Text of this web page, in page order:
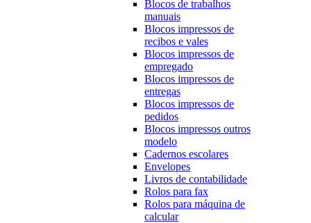
Blocos de trabalhos
manuais
Blocos impressos de
recibos e vales
Blocos impressos de
empregado
Blocos impressos de
entregas
Blocos impressos de
pedidos
Blocos impressos outros
modelo
Cadernos escolares
Envelopes
Livros de contabilidade
Rolos para fax
Rolos para máquina de
calcular